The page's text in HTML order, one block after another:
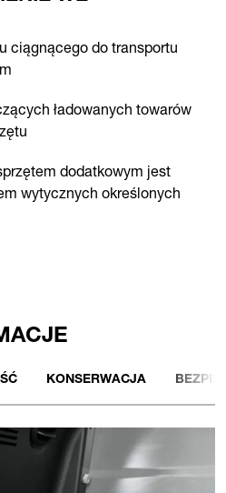
ciągnącego do transportu
ładowanych towarów
dodatkowym jest
wytycznych określonych
KONSERWACJA